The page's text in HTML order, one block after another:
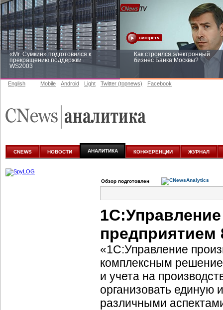
«Mr. Сумкин» подготовился к
прекращению поддержки
WS2003
Как строился электронный
бизнес Банка Москвы?
аналитике
English Mobile Android Light Twitter (topnews) Facebook
CNEWS НОВОСТИ АНАЛИТИКА КОНФЕРЕНЦИИ ЖУРНАЛ
Обзор подготовлен
предприятием
«1C:Управление
комплексным
и учета на
организовать
различными